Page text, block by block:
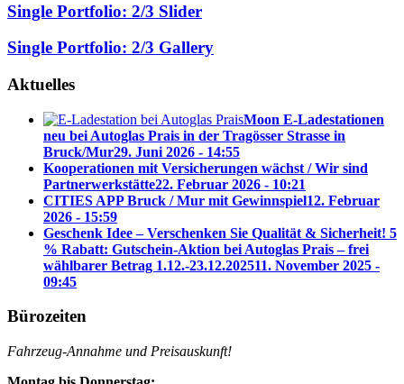
Single Portfolio: 2/3 Slider
Single Portfolio: 2/3 Gallery
Aktuelles
Moon E-Ladestationen
neu bei Autoglas Prais in der Tragösser Strasse in
Bruck/Mur29. Juni 2026 - 14:55
Kooperationen mit Versicherungen wächst / Wir sind
Partnerwerkstätte22. Februar 2026 - 10:21
CITIES APP Bruck / Mur mit Gewinnspiel12. Februar
2026 - 15:59
Geschenk Idee – Verschenken Sie Qualität & Sicherheit! 5
% Rabatt: Gutschein-Aktion bei Autoglas Prais – frei
wählbarer Betrag 1.12.-23.12.202511. November 2025 -
09:45
Bürozeiten
Fahrzeug-Annahme und Preisauskunft!